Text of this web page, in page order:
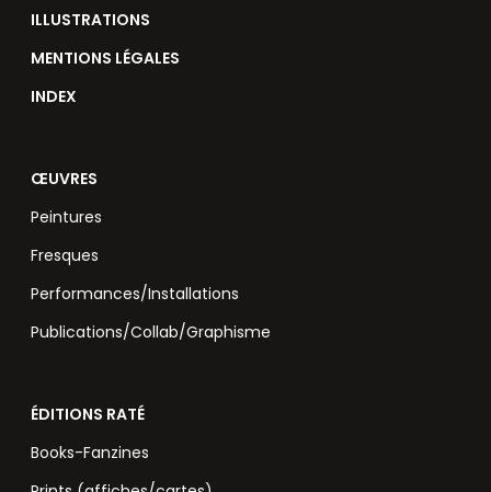
ILLUSTRATIONS
MENTIONS LÉGALES
INDEX
ŒUVRES
Peintures
Fresques
Performances/Installations
Publications/Collab/Graphisme
ÉDITIONS RATÉ
Books-Fanzines